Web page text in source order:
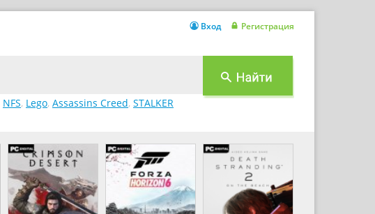
NFS, Lego, Assassins Creed, STALKER
Вход Регистрация